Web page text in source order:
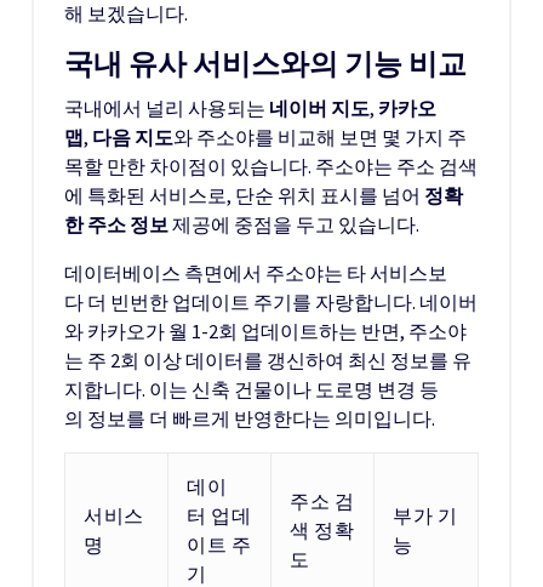
해 보겠습니다.
국내 유사 서비스와의 기능 비교
국내에서 널리 사용되는 네이버 지도, 카카오
맵, 다음 지도와 주소야를 비교해 보면 몇 가지 주
목할 만한 차이점이 있습니다. 주소야는 주소 검색
에 특화된 서비스로, 단순 위치 표시를 넘어 정확
한 주소 정보제공에 중점을 두고 있습니다.
데이터베이스 측면에서 주소야는 타 서비스보
다 더 빈번한 업데이트 주기를 자랑합니다. 네이버
와 카카오가 월 1-2회 업데이트하는 반면, 주소야
는 주 2회 이상 데이터를 갱신하여 최신 정보를 유
지합니다. 이는 신축 건물이나 도로명 변경 등
의 정보를 더 빠르게 반영한다는 의미입니다.
서비스
명
데이
터 업데
이트 주
기
주소 검
색 정확
도
부가 기
능